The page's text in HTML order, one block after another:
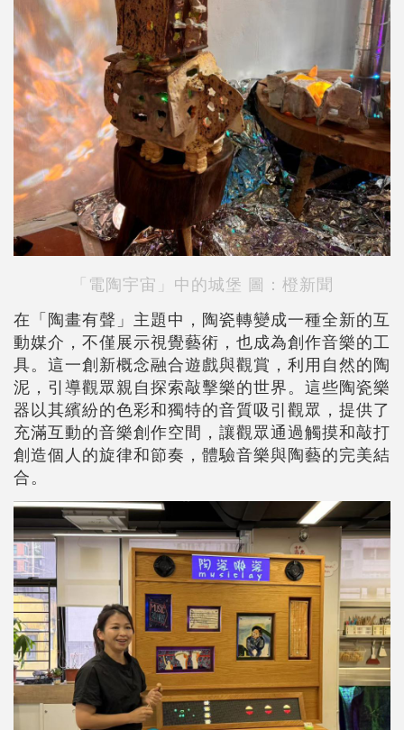
「電陶宇宙」中的城堡 圖：橙新聞
在「陶畫有聲」主題中，陶瓷轉變成一種全新的互
動媒介，不僅展示視覺藝術，也成為創作音樂的工
具。這一創新概念融合遊戲與觀賞，利用自然的陶
泥，引導觀眾親自探索敲擊樂的世界。這些陶瓷樂
器以其繽紛的色彩和獨特的音質吸引觀眾，提供了
充滿互動的音樂創作空間，讓觀眾通過觸摸和敲打
創造個人的旋律和節奏，體驗音樂與陶藝的完美結
合。